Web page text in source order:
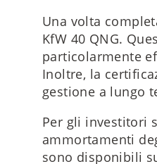
Una volta
KfW 40 QNG.
particolarmente
Inoltre, la
gestione a lungo
Per gli investitori
ammortamenti
sono disponibili